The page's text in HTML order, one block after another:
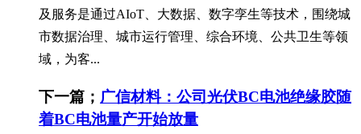
及服务是通过AIoT、大数据、数字孪生等技术，围绕城
市数据治理、城市运行管理、综合环境、公共卫生等领
域，为客...
下一篇； 广信材料：公司光伏BC电池绝缘胶随
着BC电池量产开始放量